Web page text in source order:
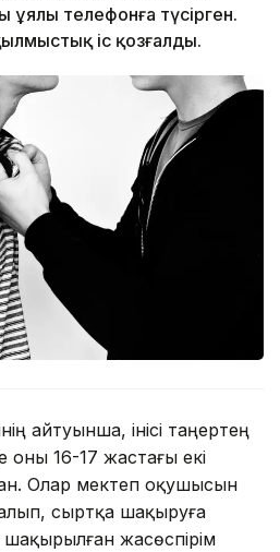
ұялы телефонға түсірген.
іс қозғалды.
айтуынша, інісі таңертең
оны 16-17 жастағы екі
Олар мектеп оқушысын
сыртқа шақыруға
жасөспірім